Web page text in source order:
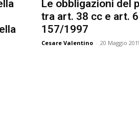
Le obbligazioni del
tra art. 38 cc e art. 6
157/1997
Cesare Valentino - 20 Maggio 2019